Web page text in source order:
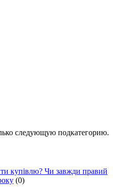
следующую подкатегорию.
купівлю? Чи завжди правий
(0)